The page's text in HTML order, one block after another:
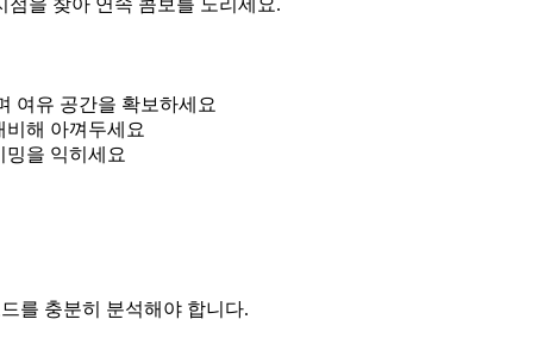
여유 공간을 확보하세요
비해 아껴두세요
밍을 익히세요
를 충분히 분석해야 합니다.